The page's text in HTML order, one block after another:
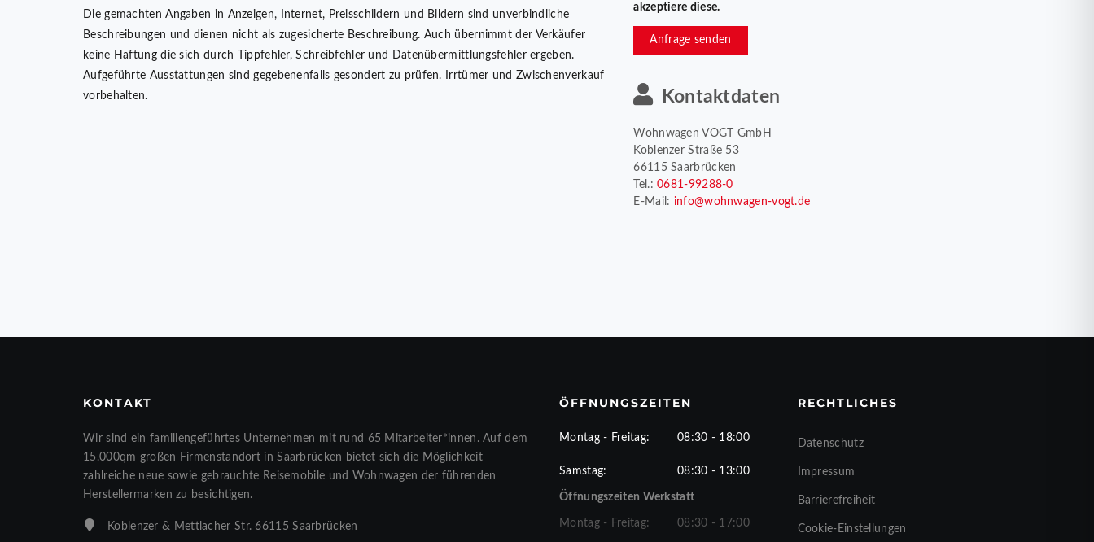
Die gemachten Angaben in Anzeigen, Internet, Preisschildern und Bildern sind unverbindliche
Beschreibungen und dienen nicht als zugesicherte Beschreibung. Auch übernimmt der Verkäufer
keine Haftung die sich durch Tippfehler, Schreibfehler und Datenübermittlungsfehler ergeben.
Aufgeführte Ausstattungen sind gegebenenfalls gesondert zu prüfen. Irrtümer und Zwischenverkauf
vorbehalten.
akzeptiere diese.
Anfrage senden
Kontaktdaten
Wohnwagen VOGT GmbH
Koblenzer Straße 53
66115 Saarbrücken
Tel.:0681-99288-0
E-Mail: info@wohnwagen-vogt.de
KONTAKT
Wir sind ein familiengeführtes Unternehmen mit rund 65 Mitarbeiter*innen. Auf dem
15.000qm großen Firmenstandort in Saarbrücken bietet sich die Möglichkeit
zahlreiche neue sowie gebrauchte Reisemobile und Wohnwagen der führenden
Herstellermarken zu besichtigen.
Koblenzer & Mettlacher Str. 66115 Saarbrücken
ÖFFNUNGSZEITEN
Montag - Freitag: 08:30 - 18:00
Samstag: 08:30 - 13:00
Öffnungszeiten Werkstatt
Montag - Freitag: 08:30 - 17:00
RECHTLICHES
Datenschutz
Impressum
Barrierefreiheit
Cookie-Einstellungen